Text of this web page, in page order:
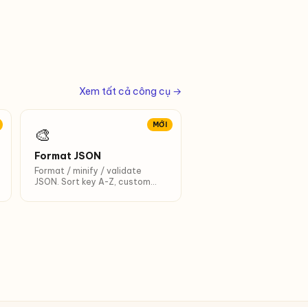
Xem tất cả công cụ →
MỚI
🎨
Format JSON
Format / minify / validate
JSON. Sort key A-Z, custom